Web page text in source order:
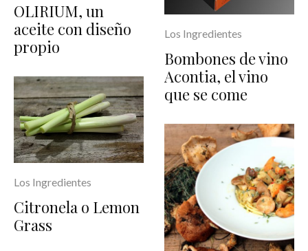
OLIRIUM, un
aceite con diseño
propio
Los Ingredientes
Citronela o Lemon
Grass
Los Ingredientes
Bombones de vino
Acontia, el vino
que se come